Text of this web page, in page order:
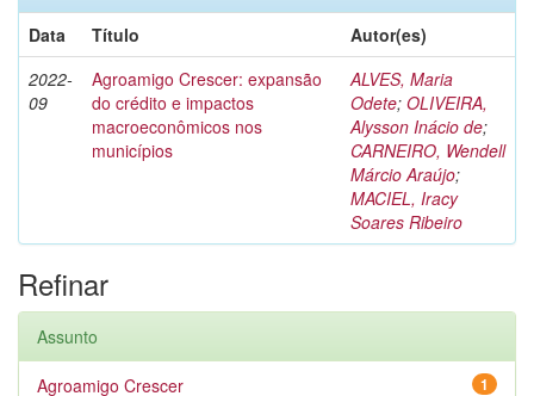
Data
Título
Autor(es)
2022-
09
Agroamigo Crescer: expansão
do crédito e impactos
macroeconômicos nos
municípios
ALVES, Maria
Odete; OLIVEIRA,
Alysson Inácio de;
CARNEIRO, Wendell
Márcio Araújo;
MACIEL, Iracy
Soares Ribeiro
Refinar
Assunto
1
Agroamigo Crescer